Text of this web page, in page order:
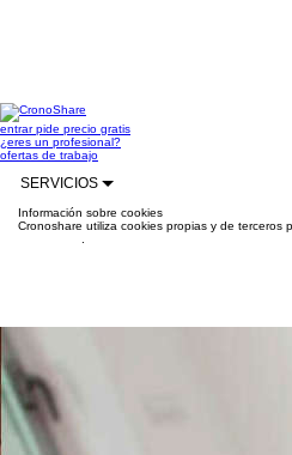
entrarpide precio gratis
¿eres un profesional?
ofertas de trabajo
SERVICIOS
Información sobre cookies
Cronoshare utiliza cookies propias y de terceros